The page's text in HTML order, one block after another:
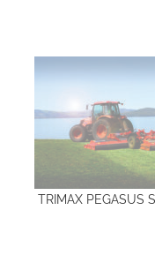
TRIMAX PEGASUS